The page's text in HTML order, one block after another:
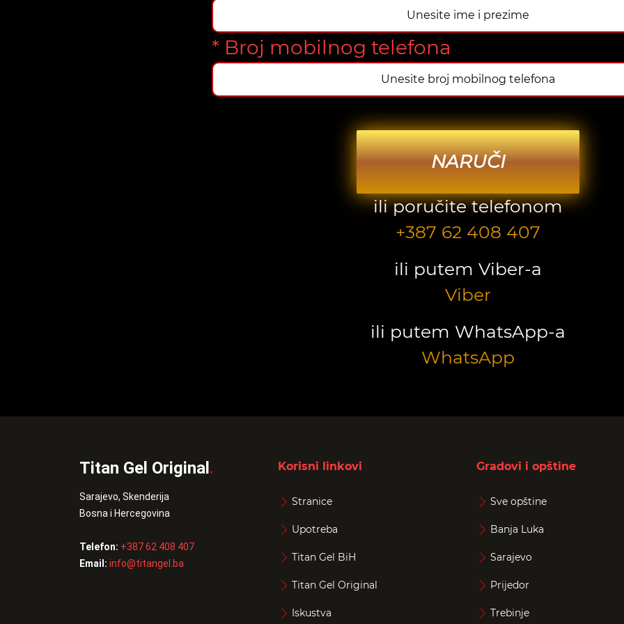
* Broj mobilnog telefona
NARUČI
ili poručite telefonom
+387 62 408 407
ili putem Viber-a
Viber
ili putem WhatsApp-a
WhatsApp
Titan Gel Original .
Sarajevo, Skenderija
Bosna i Hercegovina
Telefon: +387 62 408 407
Email: info@titangel.ba
Korisni linkovi
Stranice
Upotreba
Titan Gel BiH
Titan Gel Original
Iskustva
Gradovi i opštine
Sve opštine
Banja Luka
Sarajevo
Prijedor
Trebinje